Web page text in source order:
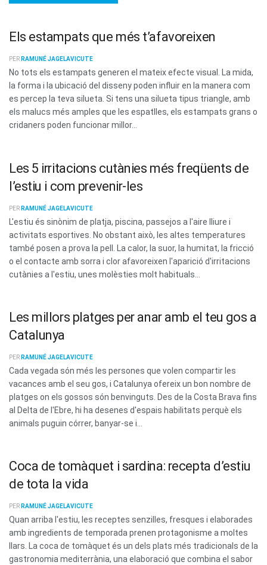
Els estampats que més t’afavoreixen
PER RAMUNÉ JAGELAVICUTE
No tots els estampats generen el mateix efecte visual. La mida,
la forma i la ubicació del disseny poden influir en la manera com
es percep la teva silueta. Si tens una silueta tipus triangle, amb
els malucs més amples que les espatlles, els estampats grans o
cridaners poden funcionar millor...
Les 5 irritacions cutànies més freqüents de
l’estiu i com prevenir-les
PER RAMUNÉ JAGELAVICUTE
L'estiu és sinònim de platja, piscina, passejos a l'aire lliure i
activitats esportives. No obstant això, les altes temperatures
també posen a prova la pell. La calor, la suor, la humitat, la fricció
o el contacte amb sorra i clor afavoreixen l'aparició d'irritacions
cutànies a l'estiu, unes molèsties molt habituals...
Les millors platges per anar amb el teu gos a
Catalunya
PER RAMUNÉ JAGELAVICUTE
Cada vegada són més les persones que volen compartir les
vacances amb el seu gos, i Catalunya ofereix un bon nombre de
platges on els gossos són benvinguts. Des de la Costa Brava fins
al Delta de l'Ebre, hi ha desenes d'espais habilitats perquè els
animals puguin córrer, banyar-se i...
Coca de tomàquet i sardina: recepta d’estiu
de tota la vida
PER RAMUNÉ JAGELAVICUTE
Quan arriba l'estiu, les receptes senzilles, fresques i elaborades
amb ingredients de temporada prenen protagonisme a moltes
llars. La coca de tomàquet és un dels plats més tradicionals de la
gastronomia mediterrània, una elaboració que combina el sabor